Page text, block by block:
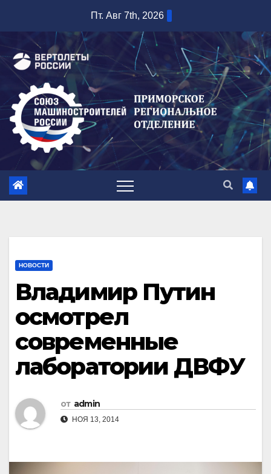
содержимому
Пт. Авг 7th, 2026
НОВОСТИ
Владимир Путин
осмотрел
современные
лаборатории ДВФУ
от admin
НОЯ 13, 2014